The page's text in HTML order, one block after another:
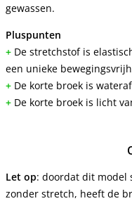
gewassen.
Pluspunten
+ De stretchstof is
een unieke
+ De korte broek is
+ De korte broek is licht
Let op: doordat dit model
zonder stretch, heeft de